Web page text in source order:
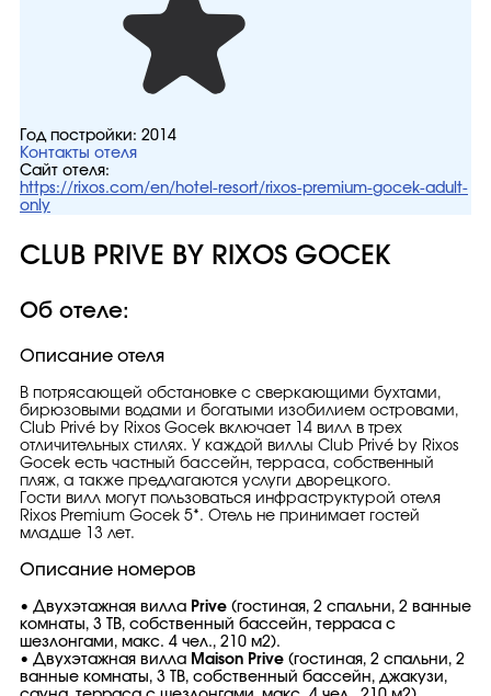
Год постройки: 2014
Контакты отеля
Сайт отеля:
https://rixos.com/en/hotel-resort/rixos-premium-gocek-adult-
only
CLUB PRIVE BY RIXOS GOCEK
Об отеле:
Описание отеля
В потрясающей обстановке с сверкающими бухтами,
бирюзовыми водами и богатыми изобилием островами,
Club Privé by Rixos Gocek включает 14 вилл в трех
отличительных стилях. У каждой виллы Club Privé by Rixos
Gocek есть частный бассейн, терраса, собственный
пляж, а также предлагаются услуги дворецкого.
Гости вилл могут пользоваться инфраструктурой отеля
Rixos Premium Gocek 5*. Отель не принимает гостей
младше 13 лет.
Описание номеров
• Двухэтажная вилла Prive (гостиная, 2 спальни, 2 ванные
комнаты, 3 ТВ, собственный бассейн, терраса с
шезлонгами, макс. 4 чел., 210 м2).
• Двухэтажная вилла Maison Prive (гостиная, 2 спальни, 2
ванные комнаты, 3 ТВ, собственный бассейн, джакузи,